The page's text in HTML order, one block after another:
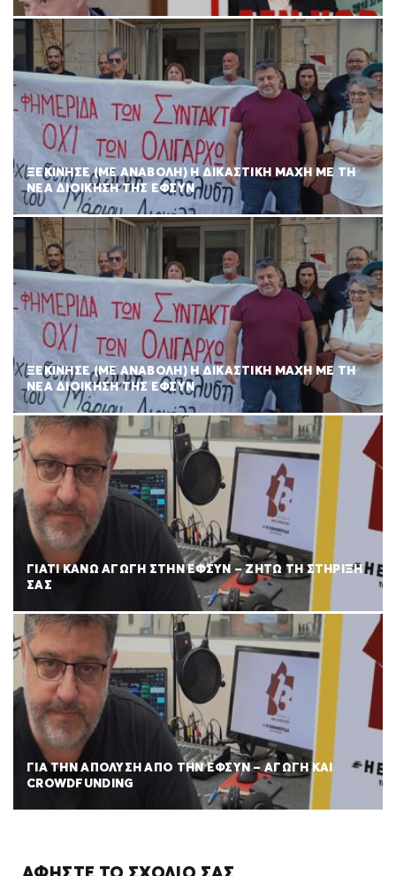
ΞΕΚΙΝΗΣΕ (ΜΕ ΑΝΑΒΟΛΗ) Η ΔΙΚΑΣΤΙΚΗ ΜΑΧΗ ΜΕ ΤΗ
ΝΕΑ ΔΙΟΙΚΗΣΗ ΤΗΣ ΕΦΣΥΝ
ΞΕΚΙΝΗΣΕ (ΜΕ ΑΝΑΒΟΛΗ) Η ΔΙΚΑΣΤΙΚΗ ΜΑΧΗ ΜΕ ΤΗ
ΝΕΑ ΔΙΟΙΚΗΣΗ ΤΗΣ ΕΦΣΥΝ
ΓΙΑΤΙ ΚΑΝΩ ΑΓΩΓΗ ΣΤΗΝ ΕΦΣΥΝ – ΖΗΤΩ ΤΗ ΣΤΗΡΙΞΗ
ΣΑΣ
ΓΙΑ ΤΗΝ ΑΠΟΛΥΣΗ ΑΠΟ ΤΗΝ ΕΦΣΥΝ – ΑΓΩΓΗ ΚΑΙ
CROWDFUNDING